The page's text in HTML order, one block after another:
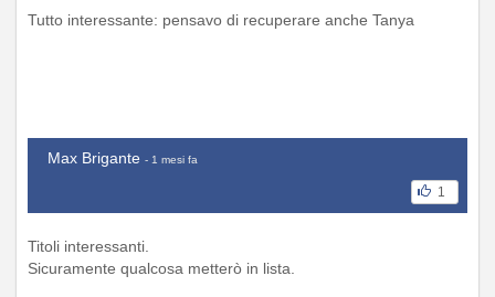
Tutto interessante: pensavo di recuperare anche Tanya
Max Brigante - 1 mesi fa
1
Titoli interessanti.
Sicuramente qualcosa metterò in lista.